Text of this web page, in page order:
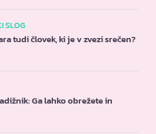
SLOG
tudi človek, ki je v zvezi srečen?
Ga lahko obrežete in